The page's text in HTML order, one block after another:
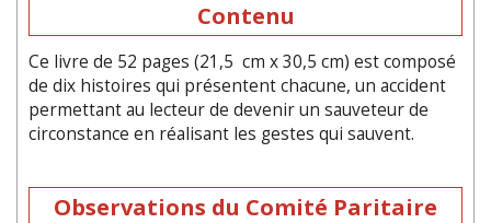
Contenu
Ce livre de 52 pages (21,5 cm x 30,5 cm) est composé
de dix histoires qui présentent chacune, un accident
permettant au lecteur de devenir un sauveteur de
circonstance en réalisant les gestes qui sauvent.
Observations du Comité Paritaire